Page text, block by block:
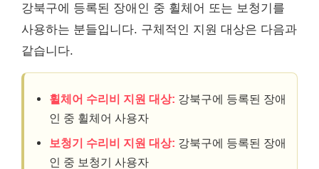
강북구에 등록된 장애인 중 휠체어 또는 보청기를
사용하는 분들입니다. 구체적인 지원 대상은 다음과
같습니다.
휠체어 수리비 지원 대상: 강북구에 등록된 장애
인 중 휠체어 사용자
보청기 수리비 지원 대상: 강북구에 등록된 장애
인 중 보청기 사용자